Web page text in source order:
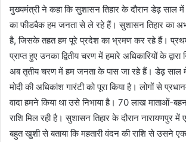
मुख्यमंत्री ने कहा कि सुशासन तिहार के दौरान डेढ़ साल में
का फीडबैक हम जनता से ले रहे हैं। सुशासन तिहार का
है, जिसके तहत हम पूरे प्रदेश का भ्रमण कर रहे हैं।
प्राप्त हुए उनका द्वितीय चरण में हमारे अधिकारियों के
अब तृतीय चरण में हम जनता के पास जा रहे हैं। डेढ़ साल
मोदी की अधिकांश गारंटी को पूरा किया है। लोगों से
वादा हमने किया था उसे निभाया है। 70 लाख माताओं-
राशि मिल रही है। सुशासन तिहार के दौरान नारायणपुर
बहुत खुशी से बताया कि महतारी वंदन की राशि से उसने